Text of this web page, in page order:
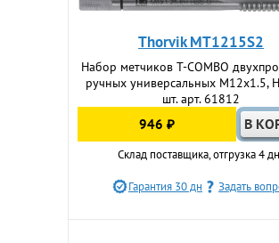
Thorvik MT1215S2
Набор метчиков T-COMBO
ручных универсальных М12х1.5,
шт. арт. 61812
946 ₽
Склад поставщика, отгрузка 4
Гарантия 30 дн Задать